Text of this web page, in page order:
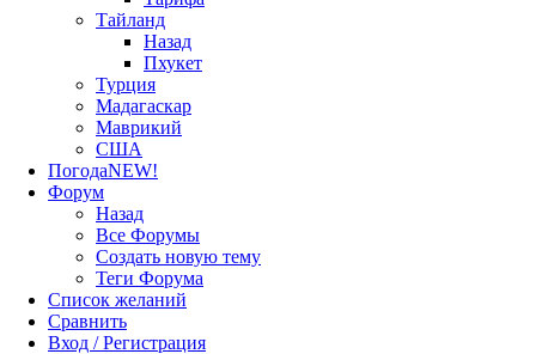
Тайланд
Назад
Пхукет
Турция
Мадагаскар
Маврикий
США
ПогодаNEW!
Форум
Назад
Все Форумы
Создать новую тему
Теги Форума
Список желаний
Сравнить
Вход / Регистрация